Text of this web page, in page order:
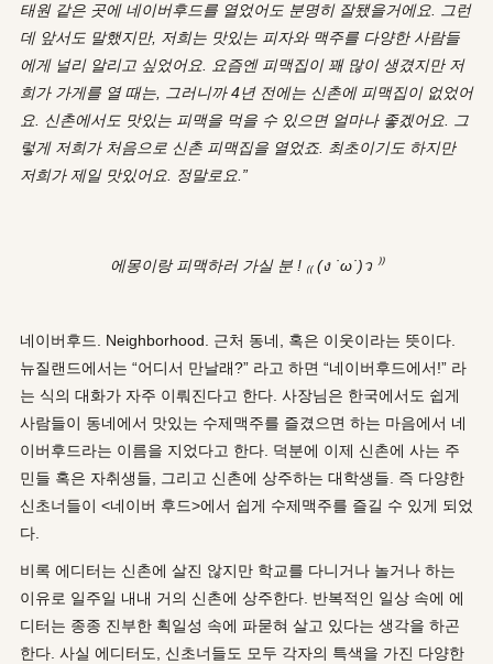
태원 같은 곳에 네이버후드를 열었어도 분명히 잘됐을거에요. 그런
데 앞서도 말했지만, 저희는 맛있는 피자와 맥주를 다양한 사람들
에게 널리 알리고 싶었어요. 요즘엔 피맥집이 꽤 많이 생겼지만 저
희가 가게를 열 때는, 그러니까 4년 전에는 신촌에 피맥집이 없었어
요. 신촌에서도 맛있는 피맥을 먹을 수 있으면 얼마나 좋겠어요. 그
렇게 저희가 처음으로 신촌 피맥집을 열었죠. 최초이기도 하지만
저희가 제일 맛있어요. 정말로요.”
에몽이랑 피맥하러 가실 분 ! ₍₍ (ง ˙ω˙)ว ⁾⁾
네이버후드. Neighborhood. 근처 동네, 혹은 이웃이라는 뜻이다.
뉴질랜드에서는 “어디서 만날래?” 라고 하면 “네이버후드에서!” 라
는 식의 대화가 자주 이뤄진다고 한다. 사장님은 한국에서도 쉽게
사람들이 동네에서 맛있는 수제맥주를 즐겼으면 하는 마음에서 네
이버후드라는 이름을 지었다고 한다. 덕분에 이제 신촌에 사는 주
민들 혹은 자취생들, 그리고 신촌에 상주하는 대학생들. 즉 다양한
신초너들이 <네이버 후드>에서 쉽게 수제맥주를 즐길 수 있게 되었
다.
비록 에디터는 신촌에 살진 않지만 학교를 다니거나 놀거나 하는
이유로 일주일 내내 거의 신촌에 상주한다. 반복적인 일상 속에 에
디터는 종종 진부한 획일성 속에 파묻혀 살고 있다는 생각을 하곤
한다. 사실 에디터도, 신초너들도 모두 각자의 특색을 가진 다양한